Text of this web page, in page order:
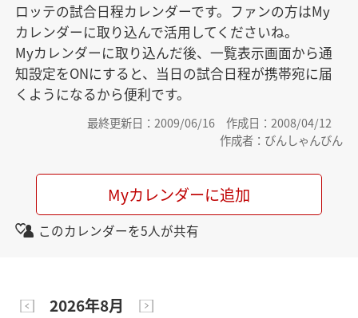
ロッテの試合日程カレンダーです。ファンの方はMy
カレンダーに取り込んで活用してくださいね。
Myカレンダーに取り込んだ後、一覧表示画面から通
知設定をONにすると、当日の試合日程が携帯宛に届
くようになるから便利です。
最終更新日：2009/06/16 作成日：2008/04/12
作成者：びんしゃんびん
Myカレンダーに追加
このカレンダーを5人が共有
2026年8月